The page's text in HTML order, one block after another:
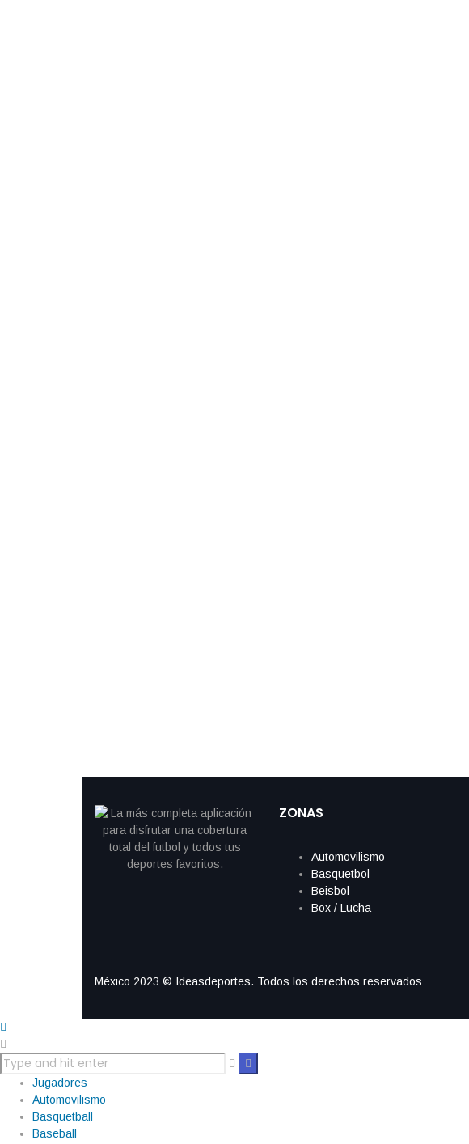
ZONAS
Automovilismo
Basquetbol
Beisbol
Box / Lucha
México 2023 © Ideasdeportes. Todos los derechos reservados
Jugadores
Automovilismo
Basquetball
Baseball